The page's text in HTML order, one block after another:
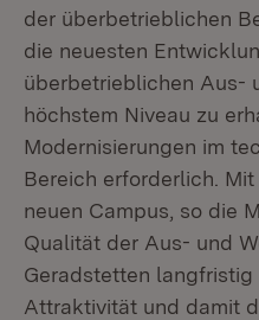
der überbetrieblichen
die neuesten
überbetrieblichen Aus-
höchstem Niveau zu
Modernisierungen im
Bereich erforderlich.
neuen Campus, so die
Qualität der Aus- und
Geradstetten
Attraktivität und damit